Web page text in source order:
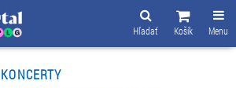
Menu
Košík
Hľadať
KONCERTY